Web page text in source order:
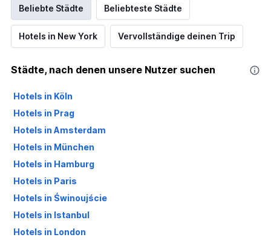
Beliebte Städte Beliebteste Städte
Hotels in New York Vervollständige deinen Trip
Städte, nach denen unsere Nutzer suchen
Hotels in Köln
Hotels in Prag
Hotels in Amsterdam
Hotels in München
Hotels in Hamburg
Hotels in Paris
Hotels in Świnoujście
Hotels in Istanbul
Hotels in London